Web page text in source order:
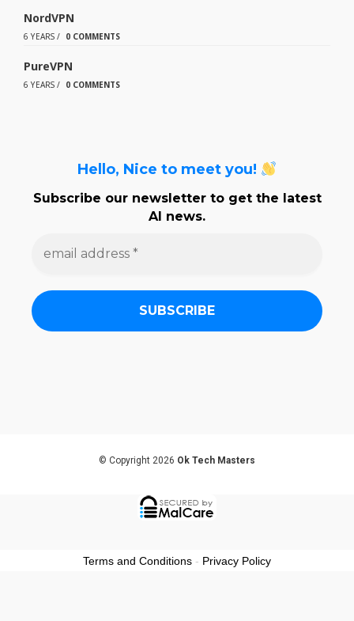
NordVPN
6 YEARS / 0 COMMENTS
PureVPN
6 YEARS / 0 COMMENTS
Hello, Nice to meet you!
Subscribe our newsletter to get the latest
AI news.
a
d
© Copyright 2026 Ok Tech Masters
Terms and Conditions - Privacy Policy